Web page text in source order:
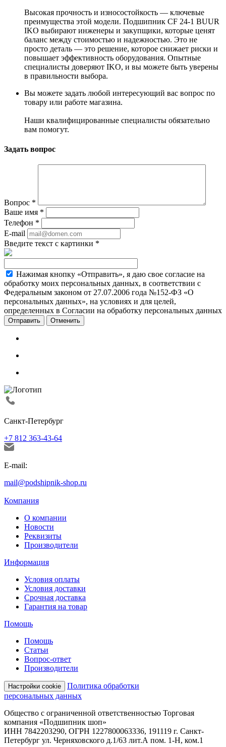
Высокая прочность и износостойкость — ключевые
преимущества этой модели. Подшипник CF 24-1 BUUR
IKO выбирают инженеры и закупщики, которые ценят
баланс между стоимостью и надежностью. Это не
просто деталь — это решение, которое снижает риски и
повышает эффективность оборудования. Опытные
специалисты доверяют IKO, и вы можете быть уверены
в правильности выбора.
Вы можете задать любой интересующий вас вопрос по
товару или работе магазина.
Наши квалифицированные специалисты обязательно
вам помогут.
Задать вопрос
Вопрос *
Ваше имя *
Телефон *
E-mail
Введите текст с картинки *
Нажимая кнопку «Отправить», я даю свое согласие на
обработку моих персональных данных, в соответствии с
Федеральным законом от 27.07.2006 года №152-ФЗ «О
персональных данных», на условиях и для целей,
определенных в Согласии на обработку персональных данных
Отменить
Санкт-Петербург
+7 812 363-43-64
E-mail:
mail@podshipnik-shop.ru
Компания
О компании
Новости
Реквизиты
Производители
Информация
Условия оплаты
Условия доставки
Срочная доставка
Гарантия на товар
Помощь
Помощь
Статьи
Вопрос-ответ
Производители
Настройки cookie
Политика обработки
персональных данных
Общество с ограниченной ответственностью Торговая
компания «Подшипник шоп»
ИНН 7842203290, ОГРН 1227800063336, 191119 г. Санкт-
Петербург ул. Черняховского д.1/63 лит.А пом. 1-Н, ком.1